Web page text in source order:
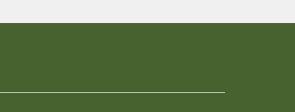
免費手機應用程式「信搜
。